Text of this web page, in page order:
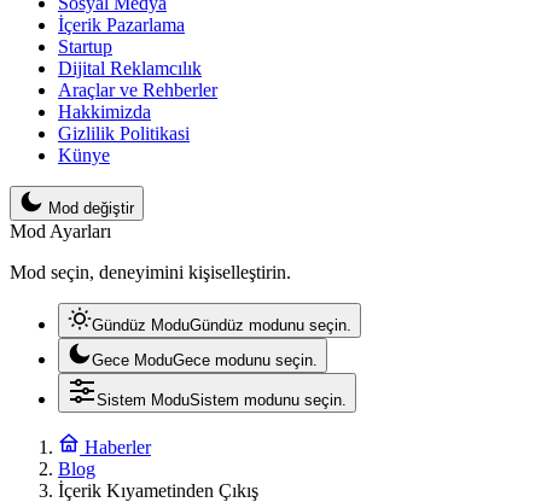
İçerik Pazarlama
Startup
Dijital Reklamcılık
Araçlar ve Rehberler
Hakkimizda
Gizlilik Politikasi
Künye
Mod değiştir
Mod Ayarları
Mod seçin, deneyimini kişiselleştirin.
Gündüz ModuGündüz modunu seçin.
Gece ModuGece modunu seçin.
Sistem ModuSistem modunu seçin.
Haberler
Blog
İçerik Kıyametinden Çıkış